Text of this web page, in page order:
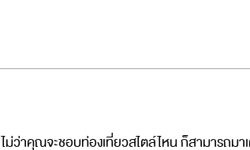
ไม่ว่าคุณจะชอบท่องเที่ยวสไตล์ไหนก็สามารถม